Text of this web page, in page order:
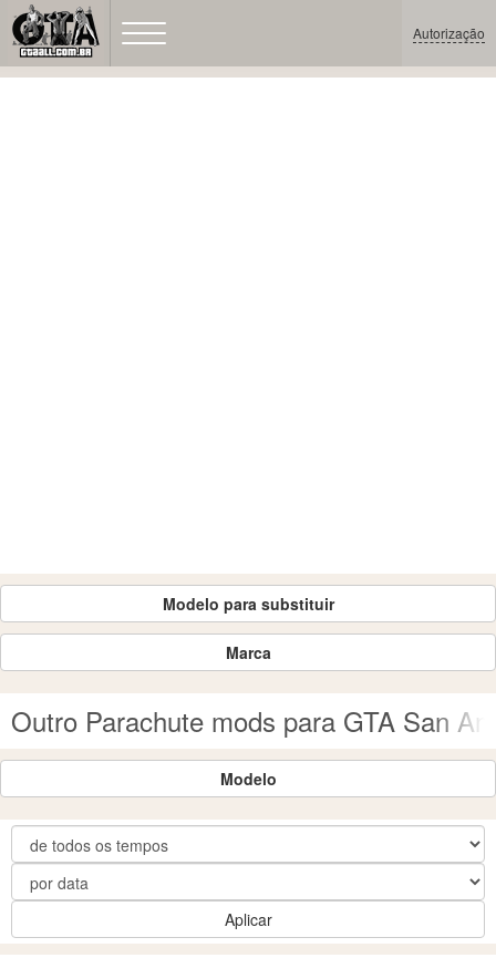
Autorização
Modelo para substituir
Marca
Outro Parachute mods para GTA San
Modelo
Aplicar